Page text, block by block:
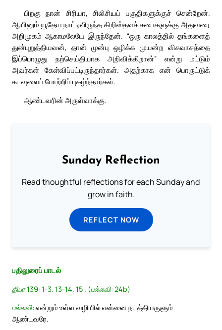
பிறகு நான் சிரியா, சிலிசியப் பகுதிகளுக்குச் சென்றேன்.
ஆயினும் யூதேய நாட்டிலிருந்த கிறிஸ்தவச் சபைகளுக்கு அதுவரை
அறிமுகம் ஆகாமலேயே இருந்தேன். “ஒரு காலத்தில் தங்களைத்
துன்புறுத்தியவன், தான் முன்பு ஒழிக்க முயன்ற விசுவாசத்தை
இப்பொழுது நற்செய்தியாக அறிவிக்கிறான்” என்று மட்டும்
அவர்கள் கேள்விப்பட்டிருந்தார்கள். அதற்காக என் பொருட்டுக்
கடவுளைப் போற்றிப் புகழ்ந்தார்கள்.
ஆண்டவரின் அருள்வாக்கு.
Sunday Reflection
Read thoughtful reflections for each Sunday and
grow in faith.
REFLECT NOW
பதிலுரைப் பாடல்
திபா 139: 1-3. 13-14. 15 . (பல்லவி: 24b)
பல்லவி: என்றும் உள்ள வழியில் என்னை நடத்தியருளும்
ஆண்டவரே.